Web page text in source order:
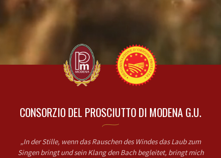
CONSORZIO DEL PROSCIUTTO DI MODENA G.U.
„In der Stille, wenn das Rauschen des Windes das Laub zum
Singen bringt und sein Klang den Bach begleitet, bringt mich